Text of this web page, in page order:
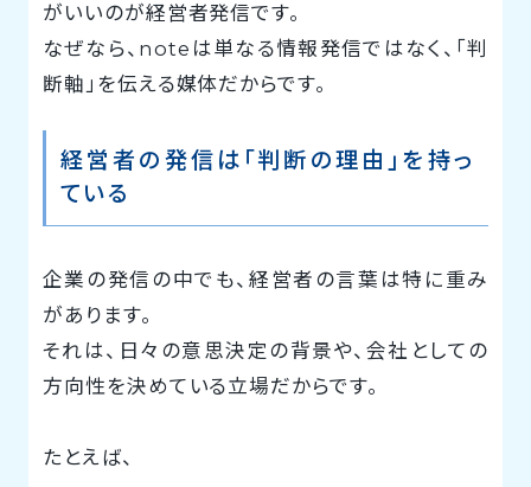
がいいのが経営者発信です。
なぜなら、noteは単なる情報発信ではなく、「判
断軸」を伝える媒体だからです。
経営者の発信は「判断の理由」を持っ
ている
企業の発信の中でも、経営者の言葉は特に重み
があります。
それは、日々の意思決定の背景や、会社としての
方向性を決めている立場だからです。
たとえば、